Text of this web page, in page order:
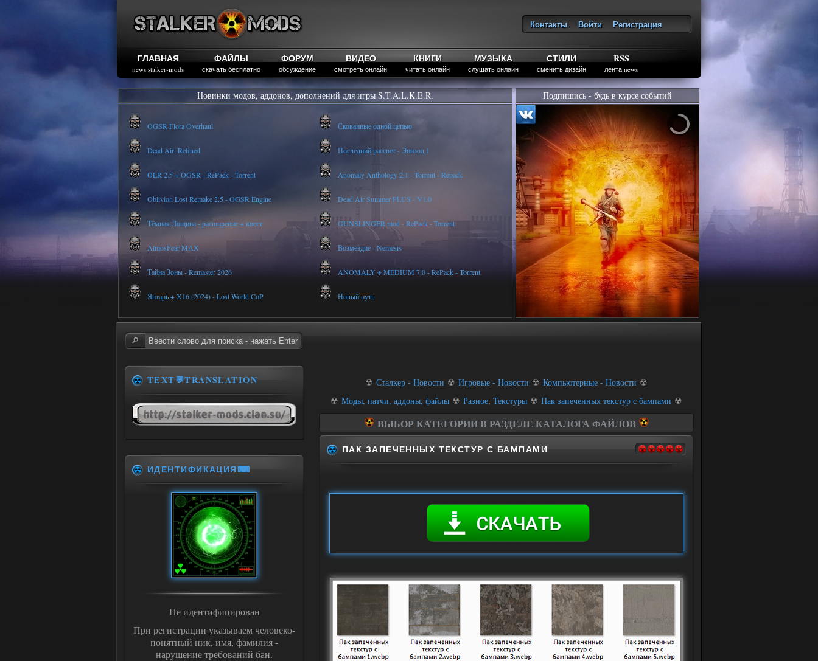
Контакты Войти
Регистрация
ГЛАВНАЯ
news stalker-mods
ФАЙЛЫ
скачать бесплатно
ФОРУМ
обсуждение
ВИДЕО
смотреть онлайн
КНИГИ
читать онлайн
МУЗЫКА
слушать онлайн
СТИЛИ
сменить дизайн
RSS
лента news
Новинки модов, аддонов, дополнений для игры S.T.A.L.K.E.R.
OGSR Flora Overhaul Скованные одной цепью
Dead Air: Refined Последний рассвет - Эпизод 1
OLR 2.5 + OGSR - RePack - Torrent Anomaly Anthology 2.1 - Torrent - Repack
Oblivion Lost Remake 2.5 - OGSR Engine Dead Air Summer PLUS - V1.0
Тёмная Лощина - расширение + квест GUNSLINGER mod - RePack - Torrent
AtmosFear MAX Возмездие - Nemesis
Тайна Зоны - Remaster 2026 ANOMALY ※ MEDIUM 7.0 - RePack - Torrent
Янтарь + X16 (2024) - Lost World CoP Новый путь
Подпишись - будь в курсе событий
☢ Сталкер - Новости ☢ Игровые - Новости ☢ Компьютерные - Новости ☢
☢ Моды, патчи, аддоны, файлы ☢ Разное, Текстуры ☢ Пак запеченных текстур с бампами ☢
ВЫБОР КАТЕГОРИИ В РАЗДЕЛЕ КАТАЛОГА ФАЙЛОВ
Модели NPC
Транспорт
Текстуры
Худы рук
Объекты
Монстры
Оружие
Разное
ПАК ЗАПЕЧЕННЫХ ТЕКСТУР С БАМПАМИ
TEXT💬TRANSLATION
ИДЕНТИФИКАЦИЯ⌨
Не идентифицирован
При регистрации указываем человеко-
понятный ник, имя, фамилия -
нарушение требований бан.